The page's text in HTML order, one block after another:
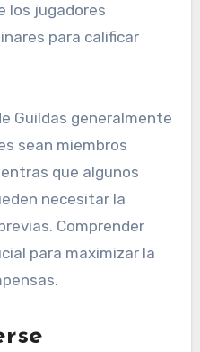
los jugadores
para calificar
Guildas generalmente
sean miembros
que algunos
necesitar la
Comprender
para maximizar la